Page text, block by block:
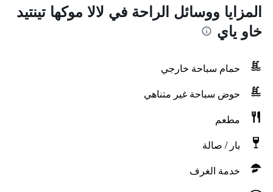
المزايا ووسائل الراحة في لالا موكها تينتيد
خاو ياي
حمام سباحة خارجي
حوض سباحة غير متناهي
مطعم
بار / صالة
خدمة الغرف